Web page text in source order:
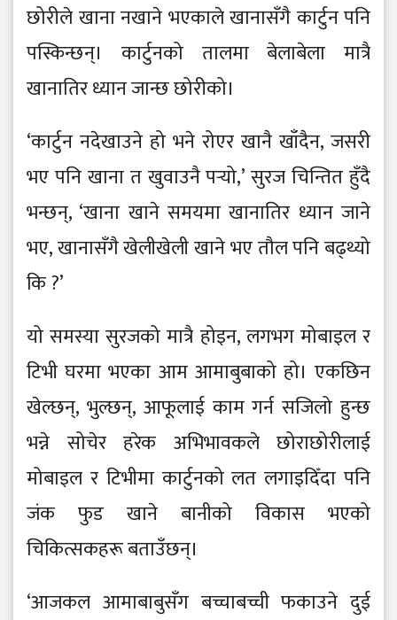
छोरीले खाना नखाने भएकाले खानासँगै कार्टुन पनि
पस्किन्छन्। कार्टुनको तालमा बेलाबेला मात्रै
खानातिर ध्यान जान्छ छोरीको।
‘कार्टुन नदेखाउने हो भने रोएर खानै खाँदैन, जसरी
भए पनि खाना त खुवाउनै पर्‍यो,’ सुरज चिन्तित हुँदै
भन्छन्, ‘खाना खाने समयमा खानातिर ध्यान जाने
भए, खानासँगै खेलीखेली खाने भए तौल पनि बढ्थ्यो
कि ?’
यो समस्या सुरजको मात्रै होइन, लगभग मोबाइल र
टिभी घरमा भएका आम आमाबुबाको हो। एकछिन
खेल्छन्, भुल्छन्, आफूलाई काम गर्न सजिलो हुन्छ
भन्ने सोचेर हरेक अभिभावकले छोराछोरीलाई
मोबाइल र टिभीमा कार्टुनको लत लगाइदिँदा पनि
जंक फुड खाने बानीको विकास भएको
चिकित्सकहरू बताउँछन्।
‘आजकल आमाबाबुसँग बच्चाबच्ची फकाउने दुई